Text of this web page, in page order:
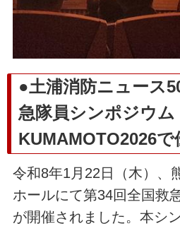
●土浦消防ニュース
急隊員シンポジウム
KUMAMOTO2026で
令和8年1月22日（木）、
ホールにて第34回全国救
が開催されました。本シ